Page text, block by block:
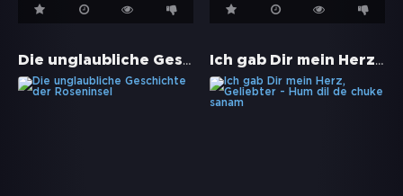
Die unglaubliche Geschichte der Roseninsel Ich gab Dir mein Herz, Geliebter - Hum dil de chuke sanam